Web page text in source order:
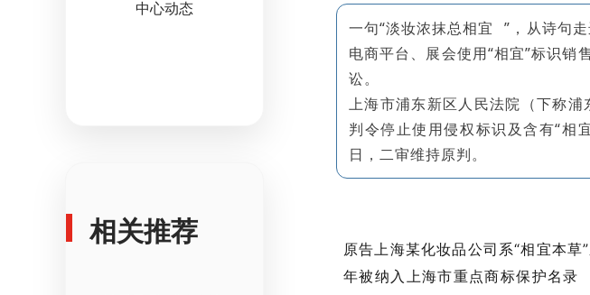
中心动态
相关推荐
一句“淡妆浓抹总相宜
”，从诗句
电商平台、展会使用“相宜”标识销
讼。
上海市浦东新区人民法院（下称
判令停止使用侵权标识及含有“相
日，二审维持原判。
原告上海某化妆品公司系“相宜本
年被纳入上海市重点商标保护名录